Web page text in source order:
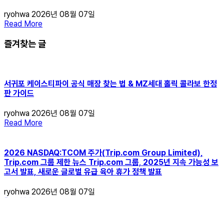
ryohwa 2026년 08월 07일
Read More
즐겨찾는 글
서귀포 케이스티파이 공식 매장 찾는 법 & MZ세대 홀릭 콜라보 한정
판 가이드
ryohwa 2026년 08월 07일
Read More
2026 NASDAQ:TCOM 주가(Trip.com Group Limited),
Trip.com 그룹 제한 뉴스 Trip.com 그룹, 2025년 지속 가능성 보
고서 발표, 새로운 글로벌 유급 육아 휴가 정책 발표
ryohwa 2026년 08월 07일